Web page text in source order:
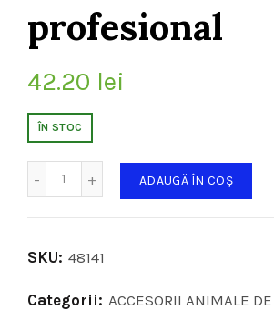
profesional
42.20 lei
ÎN STOC
ADAUGĂ ÎN COȘ
SKU: 48141
Categorii: ACCESORII ANIMALE